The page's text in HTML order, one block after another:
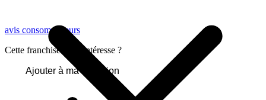
avis consommateurs
Cette franchise vous intéresse ?
Ajouter à ma sélection